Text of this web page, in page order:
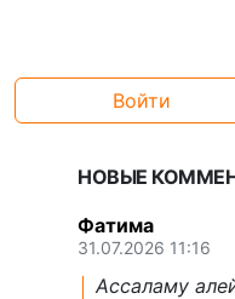
Войти
НОВЫЕ
Фатима
31.07.2026 11:16
Ассаламу